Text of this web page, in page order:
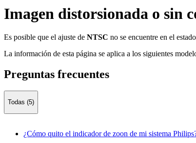
Imagen distorsionada o sin
Es posible que el ajuste de NTSC no se encuentre en el
La información de esta página se aplica a los siguientes
Preguntas frecuentes
Todas (5)
¿Cómo quito el indicador de zoon de mi sistema